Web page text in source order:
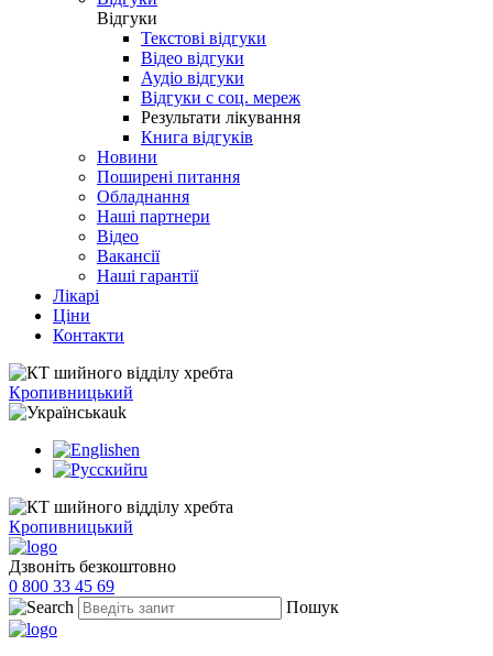
Відгуки
Текстові відгуки
Відео відгуки
Аудіо відгуки
Відгуки с соц. мереж
Результати лікування
Книга відгуків
Новини
Поширені питання
Обладнання
Наші партнери
Відео
Вакансії
Наші гарантії
Лікарі
Ціни
Контакти
Кропивницький
uk
en
ru
Кропивницький
Дзвоніть безкоштовно
0 800 33 45 69
Пошук